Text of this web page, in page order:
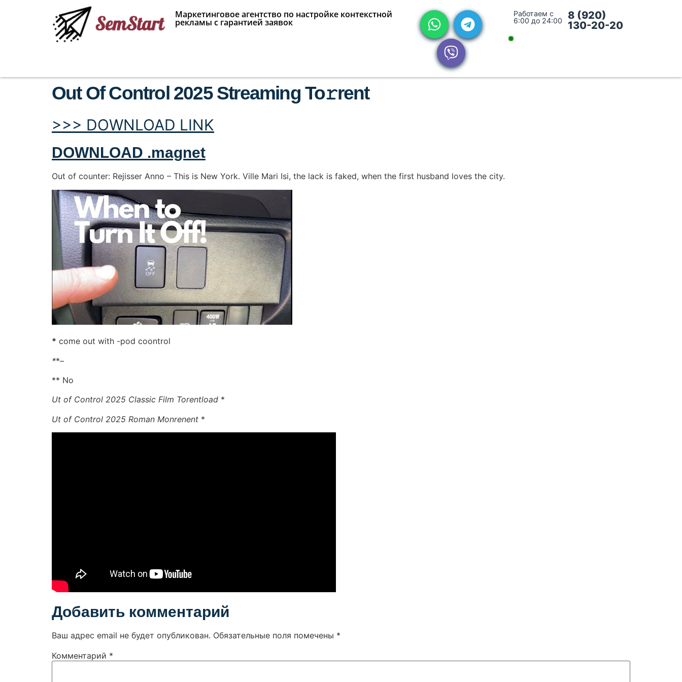
Маркетинговое агентство по настройке контекстной
рекламы с гарантией заявок
Работаем с
6:00 до 24:00
8 (920)
130-20-20
Out Of Control 2025 Streaming To𝚛rent
>>> DOWNLOAD LINK
DOWNLOAD .magnet
Out of counter: Rejisser Anno – This is New York. Ville Mari Isi, the lack is faked, when the first husband loves the city.
* come out with -pod coontrol
**–
** No
Ut of Control 2025 Classic Film Torentload *
Ut of Control 2025 Roman Monrenent *
Добавить комментарий
Ваш адрес email не будет опубликован. Обязательные поля помечены *
Комментарий *